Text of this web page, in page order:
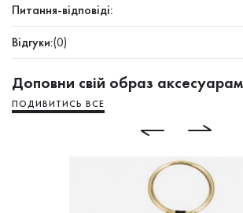
Питання-відповіді:
Відгуки:(0)
Доповни свій образ
ПОДИВИТИСЬ ВСЕ